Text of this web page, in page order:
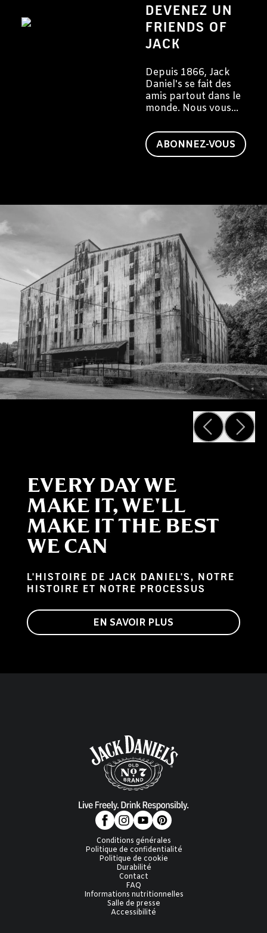
DEVENEZ UN
FRIENDS OF
JACK
Depuis 1866, Jack
Daniel's se fait des
amis partout dans le
monde. Nous vous
vous aussi un ami de
Jack.ABONNEZ-VOUS
EVERY DAY WE
MAKE IT, WE'LL
MAKE IT THE BEST
WE CAN
L'HISTOIRE DE JACK DANIEL'S, NOTRE
HISTOIRE ET NOTRE PROCESSUS
EN SAVOIR PLUS
Conditions générales
Politique de confidentialité
Politique de cookie
Durabilité
Contact
FAQ
Informations nutritionnelles
Salle de presse
Accessibilité